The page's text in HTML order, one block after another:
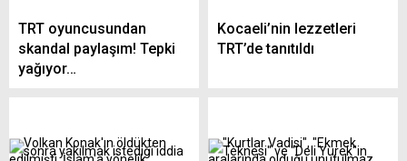
TRT oyuncusundan
skandal paylaşım! Tepki
yağıyor…
Kocaeli’nin lezzetleri
TRT’de tanıtıldı